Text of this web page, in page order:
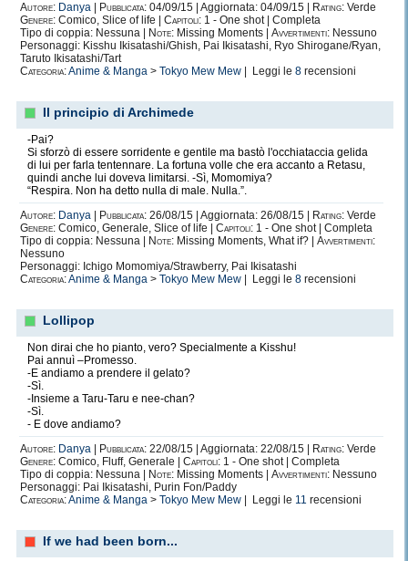
Autore: Danya Pubblicata: 04/09/15 | Aggiornata: 04/09/15 | Rating: Verde
Genere: Comico, Slice of life | Capitoli: 1 - One shot | Completa
Tipo di coppia: Nessuna |
Note: Missing Moments | Avvertimenti: Nessuno
Personaggi: Kisshu Ikisatashi/Ghish, Pai Ikisatashi, Ryo Shirogane/Ryan,
Taruto Ikisatashi/Tart
Categoria:Anime & Manga > Tokyo Mew Mew | Leggi le 8 recensioni
Il principio di Archimede
-Pai?
Si sforzò di essere sorridente e gentile ma bastò l'occhiataccia gelida
di lui per farla tentennare. La fortuna volle che era accanto a Retasu,
quindi anche lui doveva limitarsi. -Sì, Momomiya?
“Respira. Non ha detto nulla di male. Nulla.”.
Autore: Danya Pubblicata: 26/08/15 | Aggiornata: 26/08/15 | Rating: Verde
Genere: Comico, Generale, Slice of life | Capitoli: 1 - One shot | Completa
Tipo di coppia: Nessuna |
Note: Missing Moments, What if? | Avvertimenti:
Nessuno
Personaggi: Ichigo Momomiya/Strawberry, Pai Ikisatashi
Categoria:Anime & Manga > Tokyo Mew Mew | Leggi le 8 recensioni
Lollipop
Non dirai che ho pianto, vero? Specialmente a Kisshu!
Pai annuì –Promesso.
-E andiamo a prendere il gelato?
-Sì.
-Insieme a Taru-Taru e nee-chan?
-Sì.
- E dove andiamo?
Autore: Danya Pubblicata: 22/08/15 | Aggiornata: 22/08/15 | Rating: Verde
Genere: Comico, Fluff, Generale | Capitoli: 1 - One shot | Completa
Tipo di coppia: Nessuna |
Note: Missing Moments | Avvertimenti: Nessuno
Personaggi: Pai Ikisatashi, Purin Fon/Paddy
Categoria:Anime & Manga > Tokyo Mew Mew | Leggi le 11 recensioni
If we had been born...